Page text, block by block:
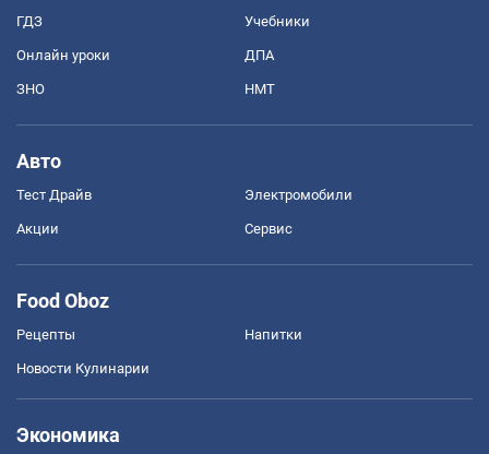
ГДЗ Учебники
Онлайн уроки ДПА
ЗНО НМТ
Авто
Тест Драйв Электромобили
Акции Сервис
Food Oboz
Рецепты Напитки
Новости Кулинарии
Экономика